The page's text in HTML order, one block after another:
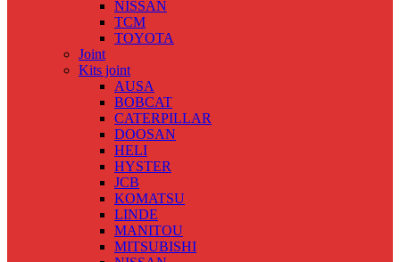
NISSAN
TCM
TOYOTA
Joint
Kits joint
AUSA
BOBCAT
CATERPILLAR
DOOSAN
HELI
HYSTER
JCB
KOMATSU
LINDE
MANITOU
MITSUBISHI